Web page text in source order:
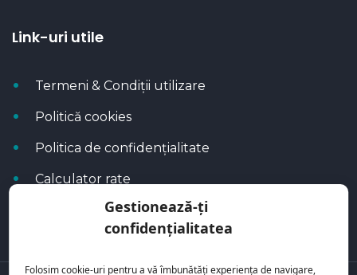
Gestionează-ți
confidențialitatea
Folosim cookie-uri pentru a vă îmbunătăți experiența de navigare,
Link-uri utile
Termeni & Condiții utilizare
Politică cookies
Politica de confidențialitate
Calculator rate
Blog Autoflux